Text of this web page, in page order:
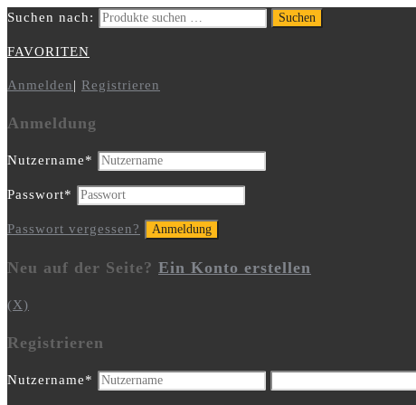
Suchen nach: Suchen
FAVORITEN
Anmelden| Registrieren
Anmeldung
Nutzername*
Passwort*
Passwort vergessen?
Neu auf der Seite? Ein Konto erstellen
(X)
Registrieren
Nutzername*